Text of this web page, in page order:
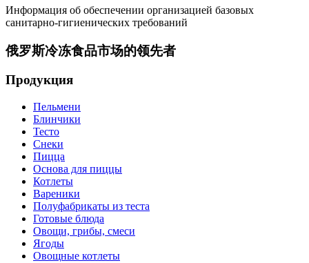
Информация об обеспечении организацией базовых
санитарно-гигиенических требований
俄罗斯冷冻食品市场的领先者
Продукция
Пельмени
Блинчики
Тесто
Снеки
Пицца
Основа для пиццы
Котлеты
Вареники
Полуфабрикаты из теста
Готовые блюда
Овощи, грибы, смеси
Ягоды
Овощные котлеты